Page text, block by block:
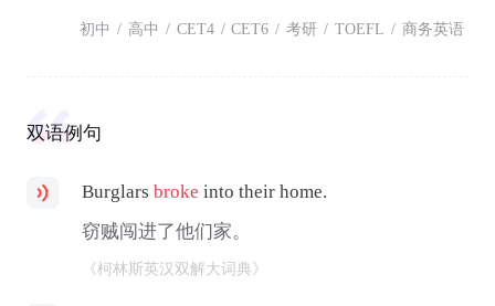
初中 / 高中 / CET4 / CET6 / 考研 / TOEFL / 商务英语
双语例句
Burglarsbroke into their home.
窃贼闯进了他们家。
《柯林斯英汉双解大词典》